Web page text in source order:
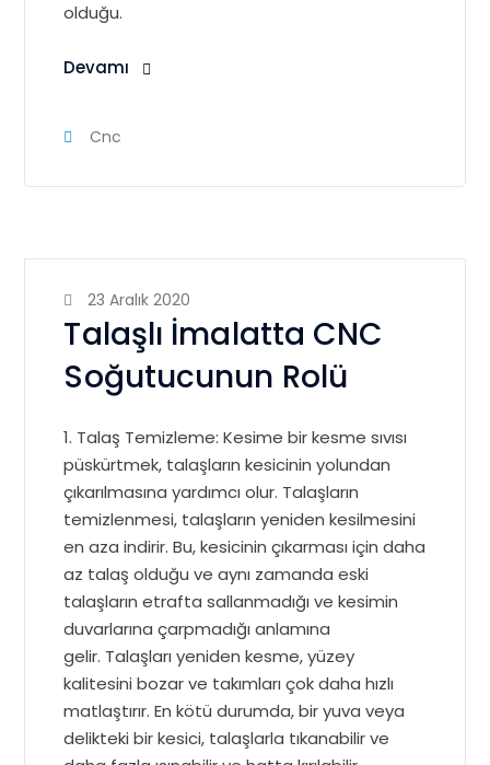
olduğu.
Devamı
Cnc
23 Aralık 2020
Talaşlı İmalatta CNC
Soğutucunun Rolü
1. Talaş Temizleme: Kesime bir kesme sıvısı
püskürtmek, talaşların kesicinin yolundan
çıkarılmasına yardımcı olur. Talaşların
temizlenmesi, talaşların yeniden kesilmesini
en aza indirir. Bu, kesicinin çıkarması için daha
az talaş olduğu ve aynı zamanda eski
talaşların etrafta sallanmadığı ve kesimin
duvarlarına çarpmadığı anlamına
gelir. Talaşları yeniden kesme, yüzey
kalitesini bozar ve takımları çok daha hızlı
matlaştırır. En kötü durumda, bir yuva veya
delikteki bir kesici, talaşlarla tıkanabilir ve